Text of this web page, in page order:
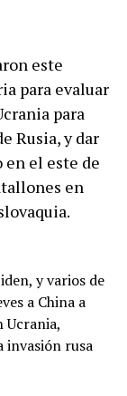
este
para evaluar
para
Rusia, y dar
en el este de
en
y varios de
a China a
invasión rusa